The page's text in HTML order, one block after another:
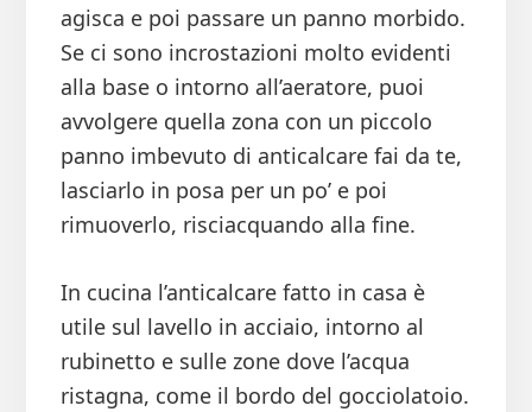
agisca e poi passare un panno morbido.
Se ci sono incrostazioni molto evidenti
alla base o intorno all’aeratore, puoi
avvolgere quella zona con un piccolo
panno imbevuto di anticalcare fai da te,
lasciarlo in posa per un po’ e poi
rimuoverlo, risciacquando alla fine.
In cucina l’anticalcare fatto in casa è
utile sul lavello in acciaio, intorno al
rubinetto e sulle zone dove l’acqua
ristagna, come il bordo del gocciolatoio.